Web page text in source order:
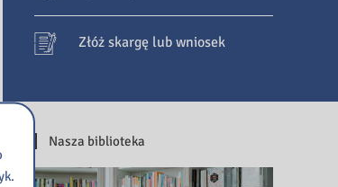
Złóż skargę lub wniosek
Nasza biblioteka